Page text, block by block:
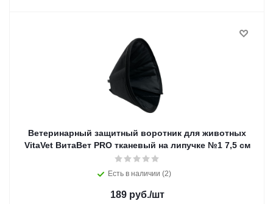
Ветеринарный защитный воротник для животных
VitaVet ВитаВет PRO тканевый на липучке №1 7,5 см
Есть в наличии (2)
189руб./шт